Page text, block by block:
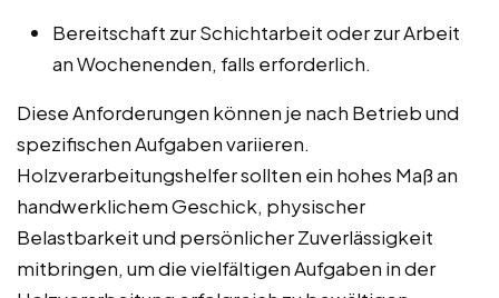
Bereitschaft zur Schichtarbeit oder zur Arbeit
an Wochenenden, falls erforderlich.
Diese Anforderungen können je nach Betrieb und
spezifischen Aufgaben variieren.
Holzverarbeitungshelfer sollten ein hohes Maß an
handwerklichem Geschick, physischer
Belastbarkeit und persönlicher Zuverlässigkeit
mitbringen, um die vielfältigen Aufgaben in der